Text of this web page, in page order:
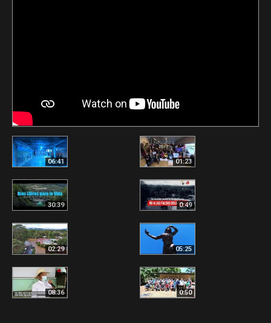
06:41 01:23
30:39 0:49
02:29 05:25
08:36 0:50